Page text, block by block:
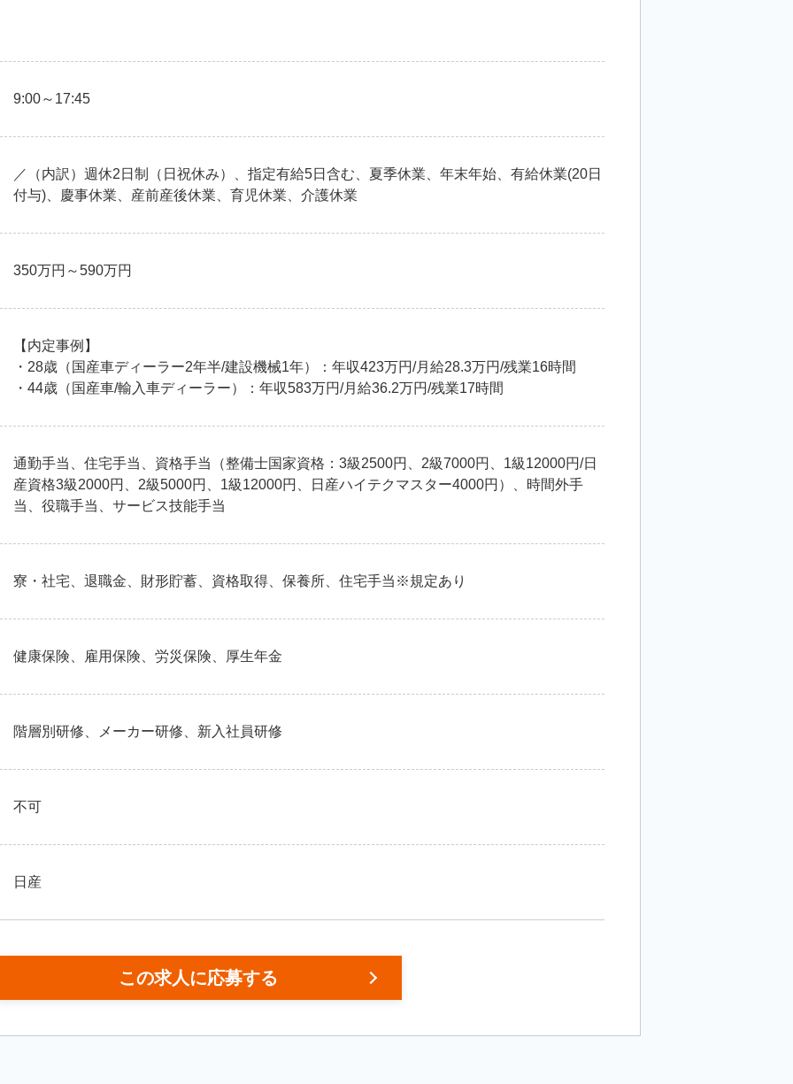
9:00～17:45
／（内訳）週休2日制（日祝休み）、指定有給5日含む、夏季休業、年末年始、有給休業(20日
付与)、慶事休業、産前産後休業、育児休業、介護休業
350万円～590万円
【内定事例】
・28歳（国産車ディーラー2年半/建設機械1年）：年収423万円/月給28.3万円/残業16時間
・44歳（国産車/輸入車ディーラー）：年収583万円/月給36.2万円/残業17時間
通勤手当、住宅手当、資格手当（整備士国家資格：3級2500円、2級7000円、1級12000円/日
産資格3級2000円、2級5000円、1級12000円、日産ハイテクマスター4000円）、時間外手
当、役職手当、サービス技能手当
寮・社宅、退職金、財形貯蓄、資格取得、保養所、住宅手当※規定あり
健康保険、雇用保険、労災保険、厚生年金
階層別研修、メーカー研修、新入社員研修
不可
日産
この求人に応募する